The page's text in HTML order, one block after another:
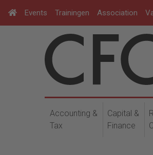
Events Trainingen Association
Accounting &
Tax
Capital &
Finance